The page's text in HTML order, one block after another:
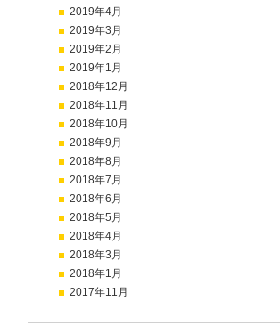
2019年4月
2019年3月
2019年2月
2019年1月
2018年12月
2018年11月
2018年10月
2018年9月
2018年8月
2018年7月
2018年6月
2018年5月
2018年4月
2018年3月
2018年1月
2017年11月